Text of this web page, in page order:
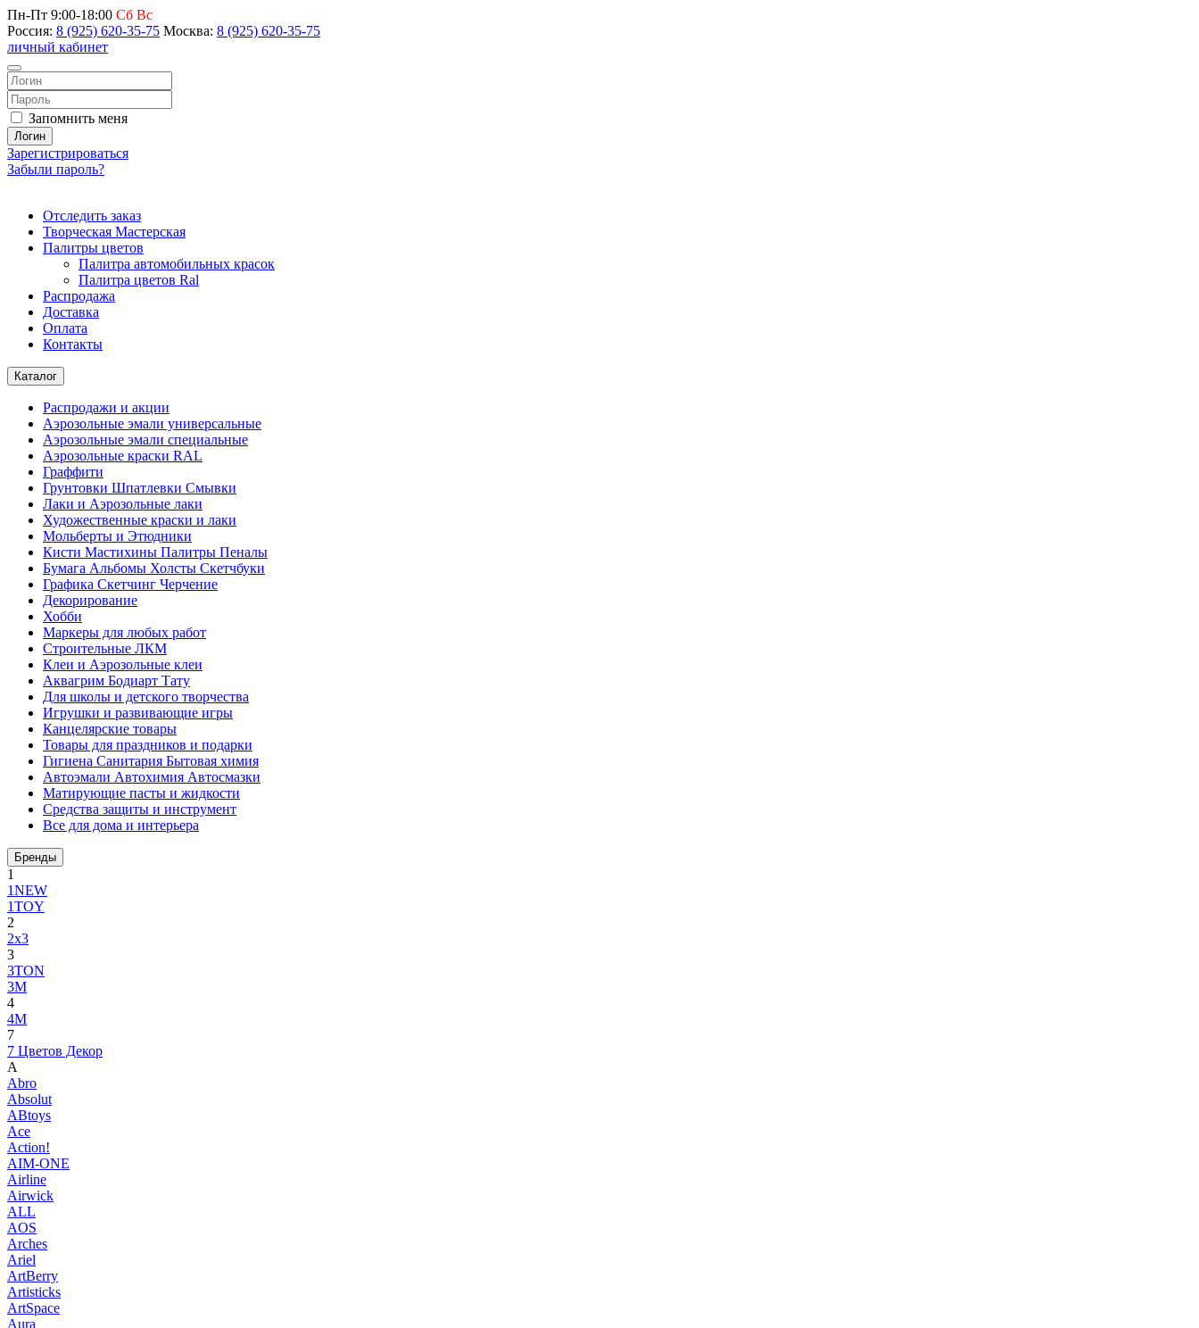
Пн-Пт 9:00-18:00 Сб Вс
Россия: 8 (925) 620-35-75 Москва: 8 (925) 620-35-75
личный кабинет
Запомнить меня
Логин
Зарегистрироваться
Забыли пароль?
Отследить заказ
Творческая Мастерская
Палитры цветов
Палитра автомобильных красок
Палитра цветов Ral
Распродажа
Доставка
Оплата
Контакты
Каталог
Распродажи и акции
Аэрозольные эмали универсальные
Аэрозольные эмали специальные
Аэрозольные краски RAL
Граффити
Грунтовки Шпатлевки Смывки
Лаки и Аэрозольные лаки
Художественные краски и лаки
Мольберты и Этюдники
Кисти Мастихины Палитры Пеналы
Бумага Альбомы Холсты Скетчбуки
Графика Скетчинг Черчение
Декорирование
Хобби
Маркеры для любых работ
Строительные ЛКМ
Клеи и Аэрозольные клеи
Аквагрим Бодиарт Тату
Для школы и детского творчества
Игрушки и развивающие игры
Канцелярские товары
Товары для праздников и подарки
Гигиена Санитария Бытовая химия
Автоэмали Автохимия Автосмазки
Матирующие пасты и жидкости
Средства защиты и инструмент
Все для дома и интерьера
Бренды
1
1NEW
1TOY
2
2x3
3
3TON
3М
4
4M
7
7 Цветов Декор
A
Abro
Absolut
ABtoys
Ace
Action!
AIM-ONE
Airline
Airwick
ALL
AOS
Arches
Ariel
ArtBerry
Artisticks
ArtSpace
Aura